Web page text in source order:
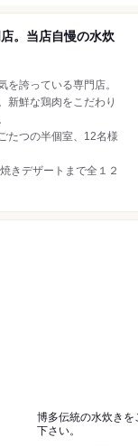
。当店自慢の水炊
誇っている専門店。
新鮮な鶏肉をこだわり
たつの半個室、12名様
きデザートまで全１２
博多伝統の水炊きを
下さい。